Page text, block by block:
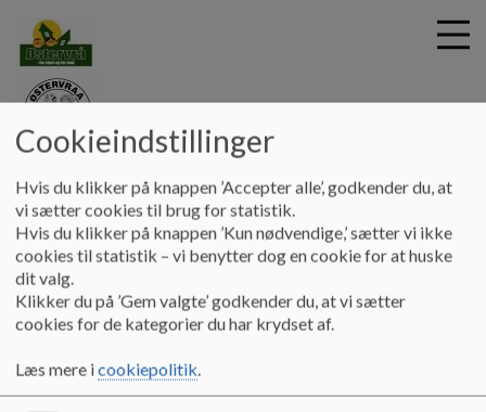
i
Bødkergården
Information Skrig og Skrål
Skrig og Skrål
Bødkergården har sin egen lokale avis. Den udkommer til
alle familier med tilknytning til stedet én gang om
Cookieindstillinger
Hvis du klikker på knappen ’Accepter alle’, godkender du, at
vi sætter cookies til brug for statistik.
Hvis du klikker på knappen ’Kun nødvendige,’ sætter vi ikke
cookies til statistik – vi benytter dog en cookie for at huske
dit valg.
Klikker du på ’Gem valgte’ godkender du, at vi sætter
cookies for de kategorier du har krydset af.
Læs mere icookiepolitik.